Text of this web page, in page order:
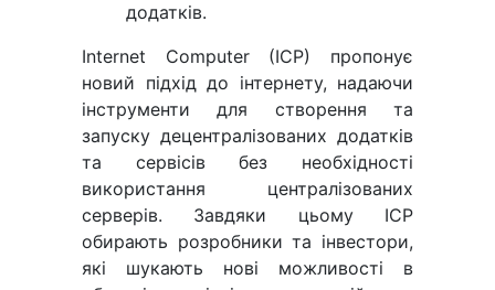
додатків.
Internet Computer (ICP) пропонує
новий підхід до інтернету, надаючи
інструменти для створення та
запуску децентралізованих додатків
та сервісів без необхідності
використання централізованих
серверів. Завдяки цьому ІСР
обирають розробники та інвестори,
які шукають нові можливості в